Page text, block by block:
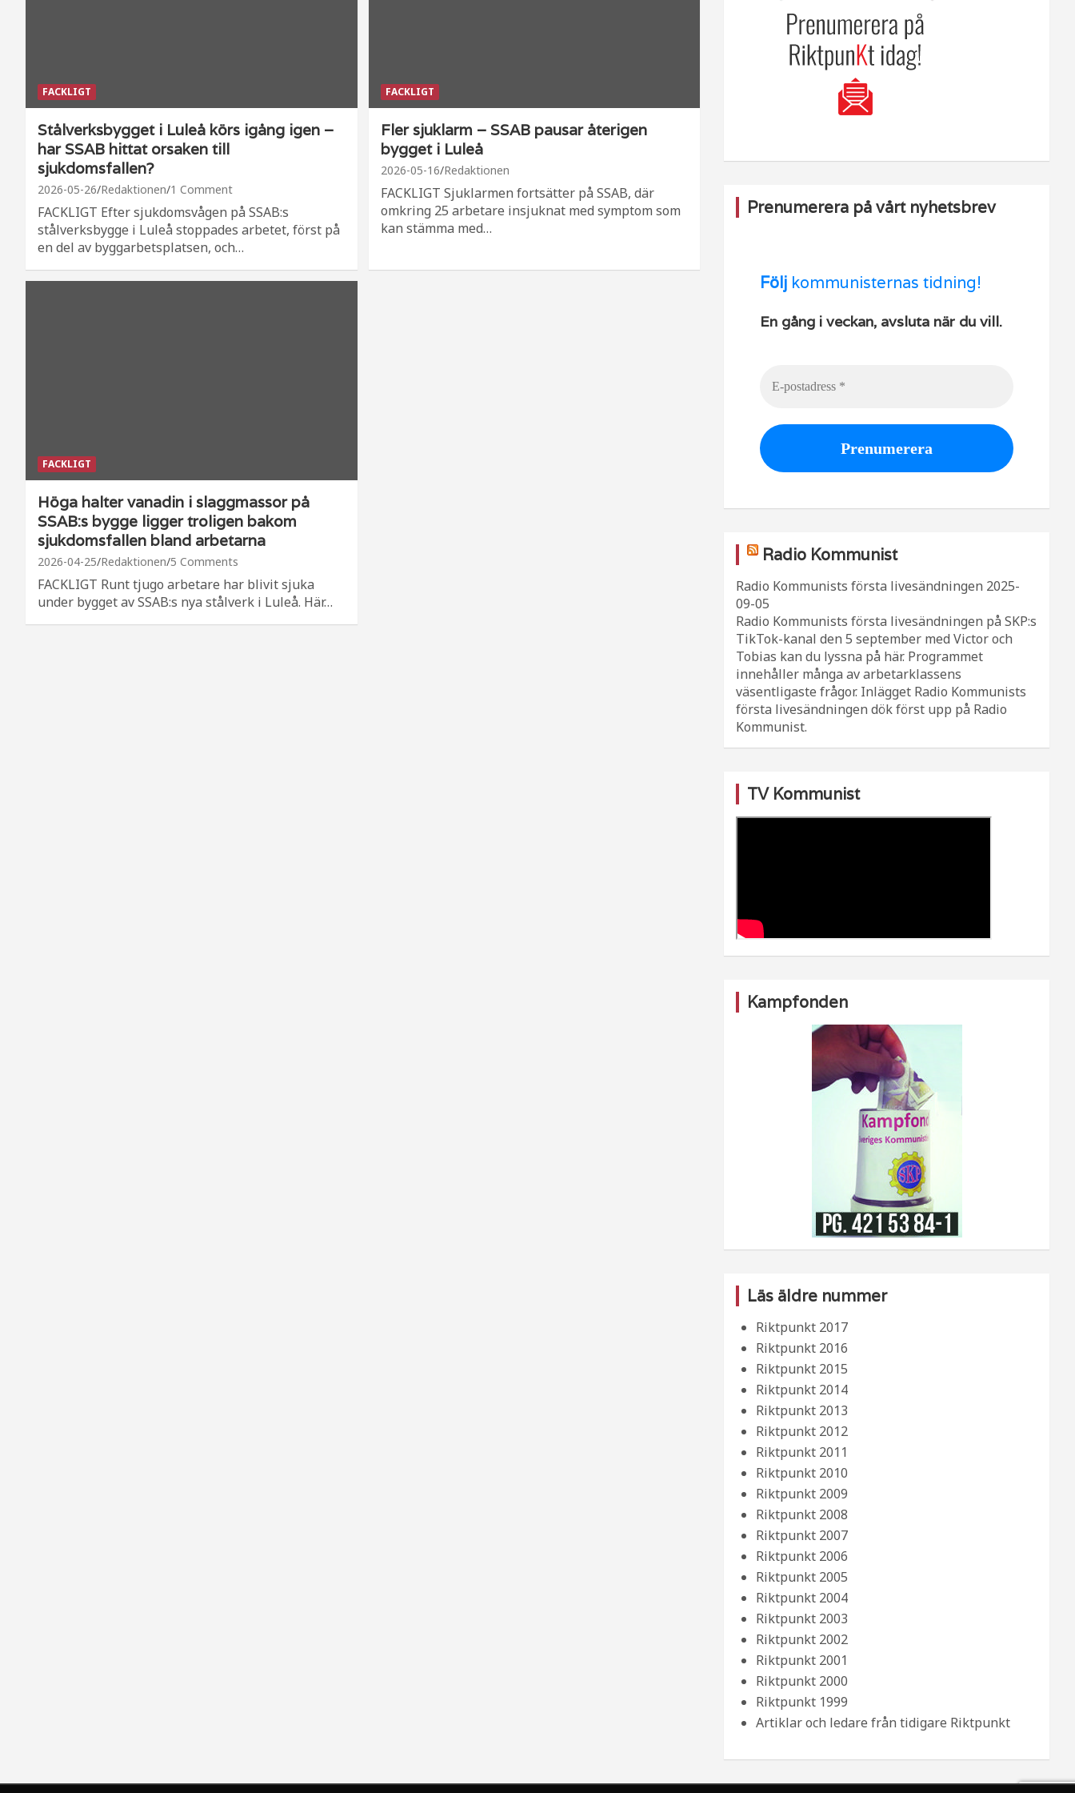
FACKLIGT
Stålverksbygget i Luleå körs igång igen –
har SSAB hittat orsaken till
sjukdomsfallen?
2026-05-26 Redaktionen 1 Comment
FACKLIGT Efter sjukdomsvågen på SSAB:s
stålverksbygge i Luleå stoppades arbetet, först på
en del av byggarbetsplatsen, och…
FACKLIGT
Fler sjuklarm – SSAB pausar återigen
bygget i Luleå
2026-05-16 Redaktionen
FACKLIGT Sjuklarmen fortsätter på SSAB, där
omkring 25 arbetare insjuknat med symptom som
kan stämma med…
FACKLIGT
Höga halter vanadin i slaggmassor på
SSAB:s bygge ligger troligen bakom
sjukdomsfallen bland arbetarna
2026-04-25 Redaktionen 5 Comments
FACKLIGT Runt tjugo arbetare har blivit sjuka
under bygget av SSAB:s nya stålverk i Luleå. Här…
Prenumerera på vårt nyhetsbrev
Följ kommunisternas tidning!
En gång i veckan, avsluta när du vill.
Radio Kommunist
Radio Kommunists första livesändningen 2025-
09-05
Radio Kommunists första livesändningen på SKP:s
TikTok-kanal den 5 september med Victor och
Tobias kan du lyssna på här. Programmet
innehåller många av arbetarklassens
väsentligaste frågor. Inlägget Radio Kommunists
första livesändningen dök först upp på Radio
Kommunist.
TV Kommunist
Kampfonden
Läs äldre nummer
Riktpunkt 2017
Riktpunkt 2016
Riktpunkt 2015
Riktpunkt 2014
Riktpunkt 2013
Riktpunkt 2012
Riktpunkt 2011
Riktpunkt 2010
Riktpunkt 2009
Riktpunkt 2008
Riktpunkt 2007
Riktpunkt 2006
Riktpunkt 2005
Riktpunkt 2004
Riktpunkt 2003
Riktpunkt 2002
Riktpunkt 2001
Riktpunkt 2000
Riktpunkt 1999
Artiklar och ledare från tidigare Riktpunkt